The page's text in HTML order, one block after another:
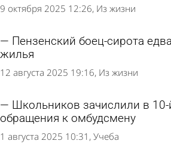
9 октября 2025 12:26 Из жизни
Пензенский боец-сирота
жилья
12 августа 2025 19:16 Из жизни
Школьников зачислили в 10-
обращения к омбудсмену
1 августа 2025 10:31 Учеба